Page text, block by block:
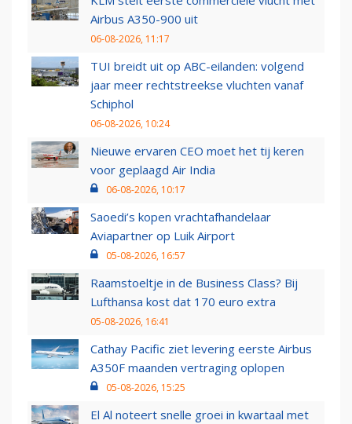
Airbus A350-900 uit
06-08-2026, 11:17
TUI breidt uit op ABC-eilanden: volgend
jaar meer rechtstreekse vluchten vanaf
Schiphol
06-08-2026, 10:24
Nieuwe ervaren CEO moet het tij keren
voor geplaagd Air India
06-08-2026, 10:17
Saoedi’s kopen vrachtafhandelaar
Aviapartner op Luik Airport
05-08-2026, 16:57
Raamstoeltje in de Business Class? Bij
Lufthansa kost dat 170 euro extra
05-08-2026, 16:41
Cathay Pacific ziet levering eerste Airbus
A350F maanden vertraging oplopen
05-08-2026, 15:25
El Al noteert snelle groei in kwartaal met